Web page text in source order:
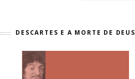
DESCARTES E A MORTE DE DEUS